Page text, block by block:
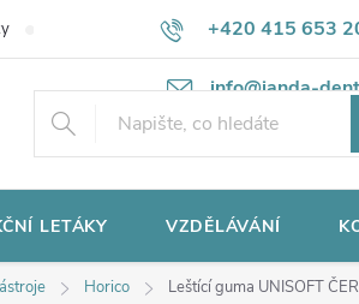
+420 415 653
info@janda-
Potřebujete poradit? Ochrana osobních
LETÁKY VZDĚLÁVÁNÍ
Horico Leštící guma UNISOFT